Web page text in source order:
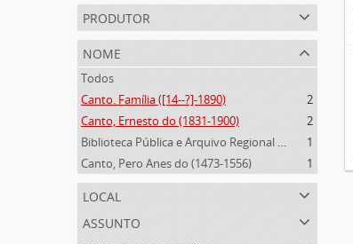
produtor
nome
Todos
Canto. Família ([14--?]-1890)
2
Canto, Ernesto do (1831-1900)
2
Biblioteca Pública e Arquivo Regional de Ponta Delgada (1841- )
1
Canto, Pero Anes do (1473-1556)
1
local
assunto